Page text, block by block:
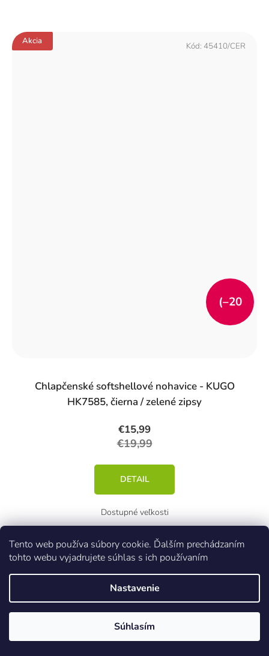
Tento web používa súbory cookie. Ďalším prechádzaním
tohto webu vyjadrujete súhlas s ich používaním
Nastavenie
Súhlasím
Akcia
Chlapčenské softshellové nohavice - KUGO
HK7585, čierna / zelené zipsy
€15,99
€19,99
(–20
DETAIL
Kód: 45410/CER